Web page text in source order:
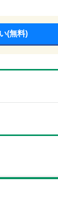
(無料)